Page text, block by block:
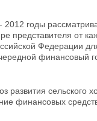
годы
представителя от
Федерации
финансовый
сельского
финансовых